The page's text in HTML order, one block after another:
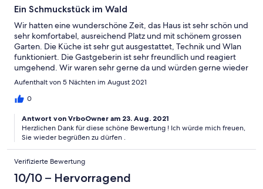
Ein Schmuckstück im Wald
Wir hatten eine wunderschöne Zeit, das Haus ist sehr schön und
sehr komfortabel, ausreichend Platz und mit schönem grossen
Garten. Die Küche ist sehr gut ausgestattet, Technik und Wlan
funktioniert. Die Gastgeberin ist sehr freundlich und reagiert
umgehend. Wir waren sehr gerne da und würden gerne wieder
kommen.
Aufenthalt von 5 Nächten im August 2021
0
Antwort von VrboOwner am 23. Aug. 2021
Herzlichen Dank für diese schöne Bewertung ! Ich würde mich freuen,
Sie wieder begrüßen zu dürfen .
Verifizierte Bewertung
10/10 – Hervorragend